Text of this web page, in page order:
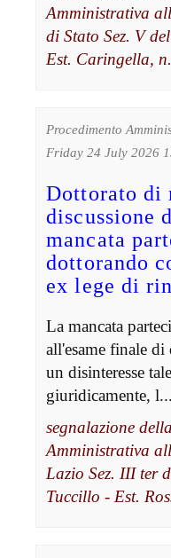
Amministrativa
di Stato Sez. V
Est. Caringella,
Procedimento
Friday 24 July 2026
Dottorato di
discussione
mancata
dottorando
ex lege di
La mancata
all'esame finale
un disinteresse
giuridicamente, l...
segnalazione
Amministrativa
Lazio Sez. III ter
Tuccillo - Est.